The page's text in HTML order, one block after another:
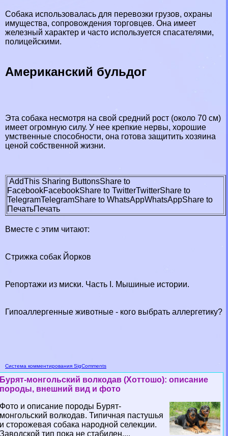
Собака использовалась для перевозки грузов, охраны
имущества, сопровождения торговцев. Она имеет
железный хаpaктер и часто используется спасателями,
полицейскими.
Американский бульдог
Эта собака несмотря на свой средний рост (около 70 см)
имеет огромную силу. У нее крепкие нервы, хорошие
умственные способности, она готова защитить хозяина
ценой собственной жизни.
AddThis Sharing ButtonsShare to
FacebookFacebookShare to TwitterTwitterShare to
TelegramTelegramShare to WhatsAppWhatsAppShare to
ПечатьПечать
Вместе с этим читают:
Стрижка собак Йорков
Репортажи из миски. Часть I. Мышиные истории.
Гипоаллергенные животные - кого выбрать аллергетику?
Система комментирования SigComments
Бурят-монгольский волкодав (Хоттошо): описание
породы, внешний вид и фото
Фото и описание породы Бурят-
монгольский волкодав. Типичная пастушья
и сторожевая собака народной селекции.
Заводской тип пока не стабилен....